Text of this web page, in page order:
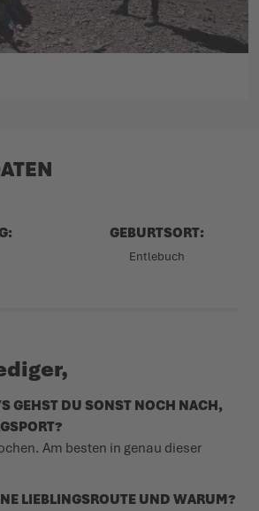
GEBURTSORT:
Entlebuch
GEHST DU SONST NOCH NACH,
Am besten in genau dieser
LIEB­LINGSROUTE UND WARUM?